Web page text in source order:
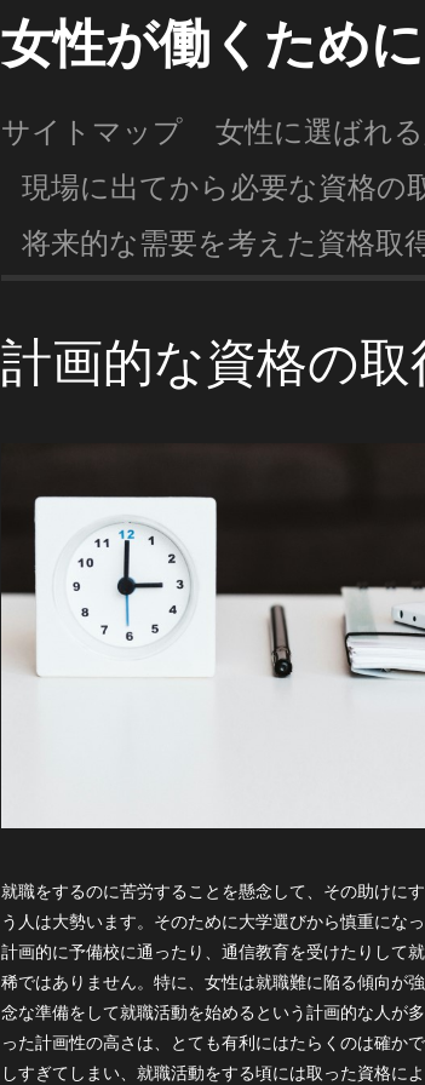
女性が働くために
サイトマップ 女性に選ばれ
現場に出てから必要な資格の
将来的な需要を考えた資格取
計画的な資格の
就職をするのに苦労することを懸念して、その助けに
う人は大勢います。そのために大学選びから慎重にな
計画的に予備校に通ったり、通信教育を受けたりして
稀ではありません。特に、女性は就職難に陥る傾向が
念な準備をして就職活動を始めるという計画的な人が
った計画性の高さは、とても有利にはたらくのは確か
しすぎてしまい、就職活動をする頃には取った資格に